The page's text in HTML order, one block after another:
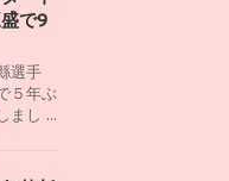
で9
選手
５年ぶ
まし ...